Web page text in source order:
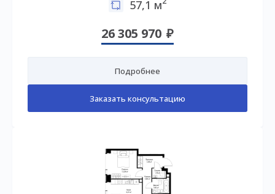
57,1 м
26 305 970
Подробнее
Заказать консультацию